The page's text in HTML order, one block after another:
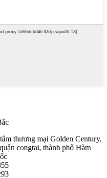
thương mại Golden Century,
congtai, thành phố Hàm